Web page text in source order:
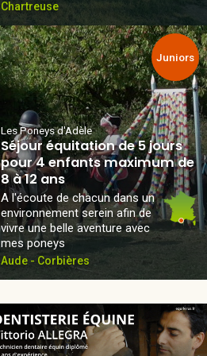
Chartreuse
Juniors
Les Poneys d'Adèle
Séjour équitation de 5 jours
pour 4 enfants maximum de
8 à 12 ans
A l'écoute de chacun dans un
environnement serein afin de
vivre une belle aventure avec
mes poneys
Aude - Corbières